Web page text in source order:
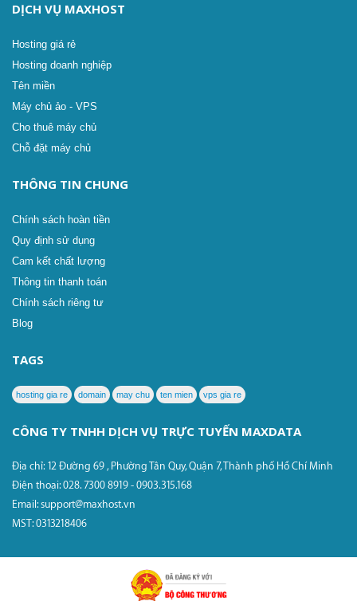
DỊCH VỤ MAXHOST
Hosting giá rẻ
Hosting doanh nghiệp
Tên miền
Máy chủ ảo - VPS
Cho thuê máy chủ
Chỗ đặt máy chủ
THÔNG TIN CHUNG
Chính sách hoàn tiền
Quy định sử dụng
Cam kết chất lượng
Thông tin thanh toán
Chính sách riêng tư
Blog
TAGS
hosting gia re domain may chu ten mien vps gia re
CÔNG TY TNHH DỊCH VỤ TRỰC TUYẾN MAXDATA
Địa chỉ: 12 Đường 69 , Phường Tân Quy, Quận 7, Thành phố Hồ Chí Minh
Điện thoại: 028. 7300 8919 - 0903.315.168
Email: support@maxhost.vn
MST: 0313218406